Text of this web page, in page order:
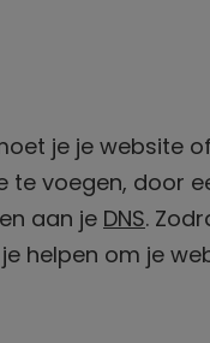
je je website of
voegen, door
aan je DNS.
helpen om je